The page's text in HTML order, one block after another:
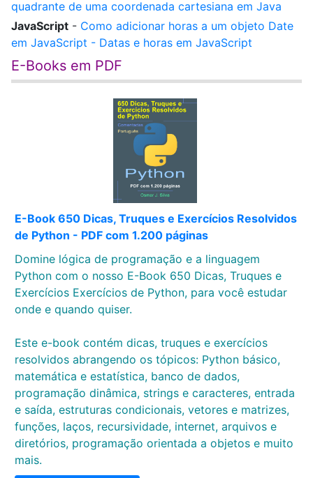
quadrante de uma coordenada cartesiana em Java
JavaScript - Como adicionar horas a um objeto Date
em JavaScript - Datas e horas em JavaScript
E-Books em PDF
E-Book 650 Dicas, Truques e Exercícios Resolvidos
de Python - PDF com 1.200 páginas
Domine lógica de programação e a linguagem
Python com o nosso E-Book 650 Dicas, Truques e
Exercícios Exercícios de Python, para você estudar
onde e quando quiser.
Este e-book contém dicas, truques e exercícios
resolvidos abrangendo os tópicos: Python básico,
matemática e estatística, banco de dados,
programação dinâmica, strings e caracteres, entrada
e saída, estruturas condicionais, vetores e matrizes,
funções, laços, recursividade, internet, arquivos e
diretórios, programação orientada a objetos e muito
mais.